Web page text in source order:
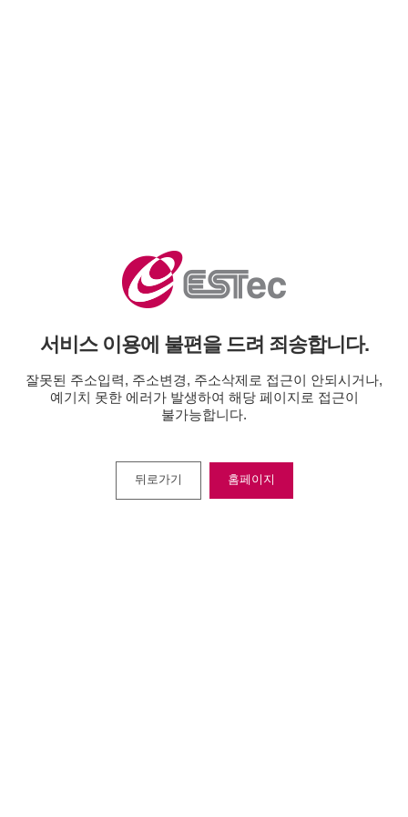
서비스 이용에 불편을 드려 죄송합니다.
잘못된 주소입력, 주소변경, 주소삭제로 접근이 안되시거나,
예기치 못한 에러가 발생하여 해당 페이지로 접근이
불가능합니다.
뒤로가기 홈페이지